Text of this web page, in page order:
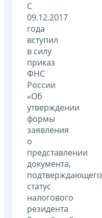
С
09.12.2017
года
вступил
в силу
приказ
ФНС
России
«Об
утверждении
формы
заявления
о
представлении
документа,
подтверждающего
статус
налогового
резидента